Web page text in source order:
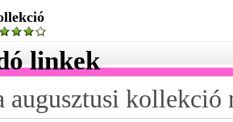
linkek
augusztusi